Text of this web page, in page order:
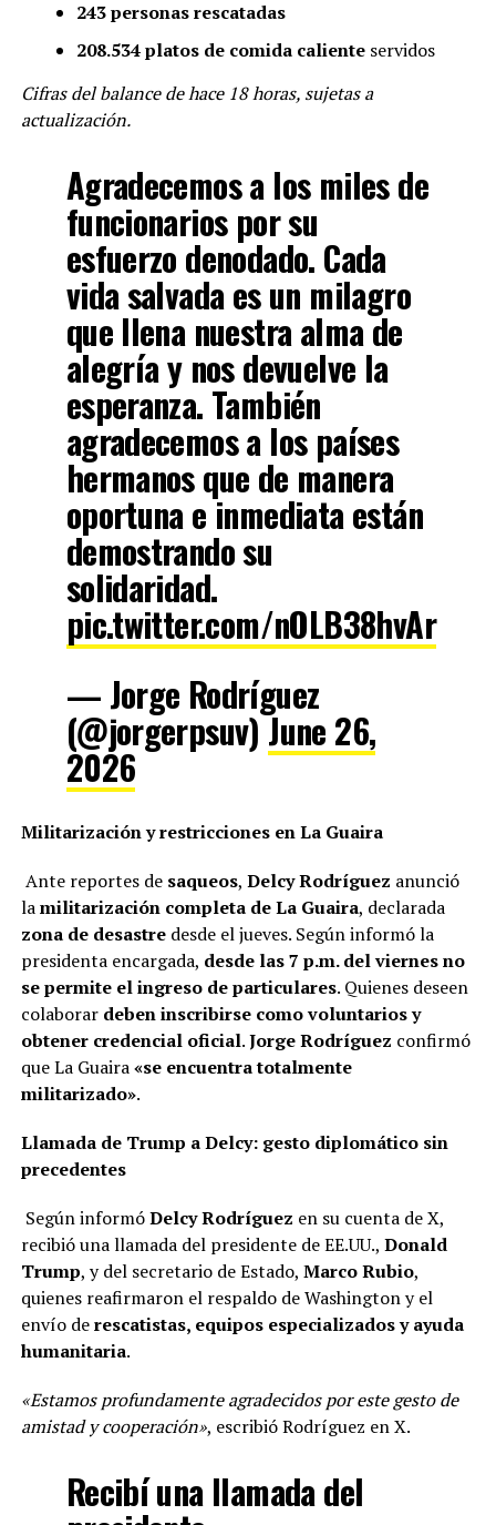
243 personas rescatadas
208.534 platos de comida calienteservidos
Cifras del balance de hace 18 horas, sujetas a
actualización.
Agradecemos a los miles de
funcionarios por su
esfuerzo denodado. Cada
vida salvada es un milagro
que llena nuestra alma de
alegría y nos devuelve la
esperanza. También
agradecemos a los países
hermanos que de manera
oportuna e inmediata están
demostrando su
solidaridad.
pic.twitter.com/nOLB38hvAr
— Jorge Rodríguez
(@jorgerpsuv)June 26,
2026
Militarización y restricciones en La Guaira
Ante reportes de saqueos, Delcy Rodríguez anunció
lamilitarización completa de La Guaira, declarada
zona de desastredesde el jueves. Según informó la
presidenta encargada, desde las 7 p.m. del viernes no
se permite el ingreso de particulares. Quienes deseen
colaborar deben inscribirse como voluntarios y
obtener credencial oficial.Jorge Rodríguez confirmó
que La Guaira«se encuentra totalmente
militarizado».
Llamada de Trump a Delcy: gesto diplomático sin
precedentes
Según informóDelcy Rodríguez en su cuenta de X,
recibió una llamada del presidente de EE.UU., Donald
Trump, y del secretario de Estado, Marco Rubio,
quienes reafirmaron el respaldo de Washington y el
envío derescatistas, equipos especializados y ayuda
humanitaria.
«Estamos profundamente agradecidos por este gesto de
amistad y cooperación», escribió Rodríguez en X.
Recibí una llamada del